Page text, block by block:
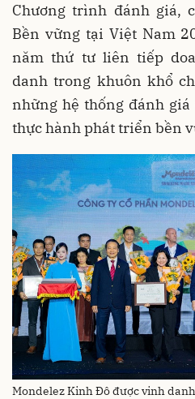
Chương trình đánh giá,
Bền vững tại Việt Nam
năm thứ tư liên tiếp
danh trong khuôn khổ
những hệ thống đánh
thực hành phát triển bền
Mondelez Kinh Đô được vinh